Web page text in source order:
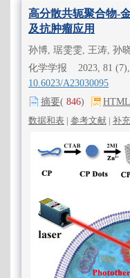
高分散共轭聚合物-
及抗肿瘤应用
孙博, 琚雯雯, 王涛, 孙
化学学报 2023, 81
10.6023/A23030095
摘要( 846) HTML
数据和表 | 参考文献 | 补